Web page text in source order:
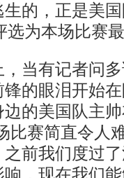
的，正是美
选为本场比赛
有记者问多
的眼泪开始
的美国队主
比赛简直令人
前我们度过